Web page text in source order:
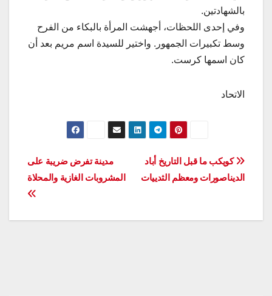
بالشهادتين.
وفي إحدى اللحظات، أجهشت المرأة بالبكاء من الفرح
وسط تكبيرات الجمهور. واختير للسيدة اسم مريم بعد أن
كان اسمها كرست.
الاتحاد
تصفّح
المقالات
مدينة تفرض ضريبة على
المشروبات الغازية والمحلاة
كويكب ما قبل التاريخ أباد
الديناصورات ومعظم الثدييات